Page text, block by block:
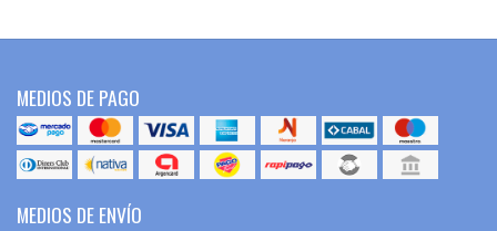
MEDIOS DE PAGO
MEDIOS DE ENVÍO